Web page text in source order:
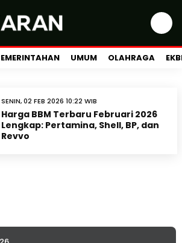
UMUM OLAHRAGA
SENIN, 02 FEB 2026 10:22 WIB
Harga BBM Terbaru Februari 2026
Lengkap: Pertamina, Shell, BP, dan
Revvo